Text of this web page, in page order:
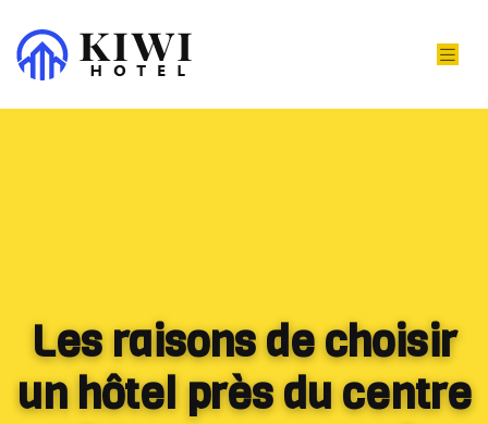
Les raisons de choisir
un hôtel près du centre